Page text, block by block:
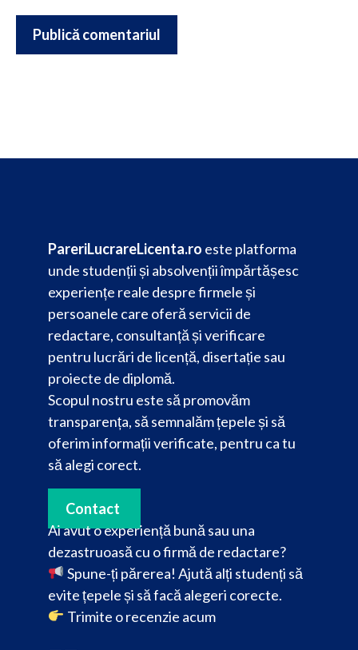
PareriLucrareLicenta.ro este platforma
unde studenții și absolvenții împărtășesc
experiențe reale despre firmele și
persoanele care oferă servicii de
redactare, consultanță și verificare
pentru lucrări de licență, disertație sau
proiecte de diplomă.
Scopul nostru este să promovăm
transparența, să semnalăm țepele și să
oferim informații verificate, pentru ca tu
să alegi corect.
Contact
Ai avut o experiență bună sau una
dezastruoasă cu o firmă de redactare?
Spune-ți părerea! Ajută alți studenți să
evite țepele și să facă alegeri corecte.
Trimite o recenzie acum